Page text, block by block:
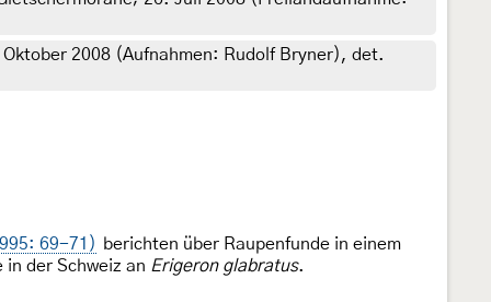
2008 (Aufnahmen: Rudolf Bryner), det.
69-71)
berichten über Raupenfunde in einem
der Schweiz an Erigeron glabratus.